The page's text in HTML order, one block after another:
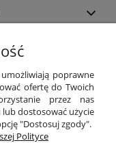
poprawne
ofertę do Twoich
przez nas
dostosować użycie
"Dostosuj zgody".
Polityce